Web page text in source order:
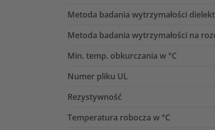
Metoda badania wytrzymałości
Metoda badania wytrzymałości na
Min. temp. obkurczania w °C
Numer pliku UL
Rezystywność
Temperatura robocza w °C